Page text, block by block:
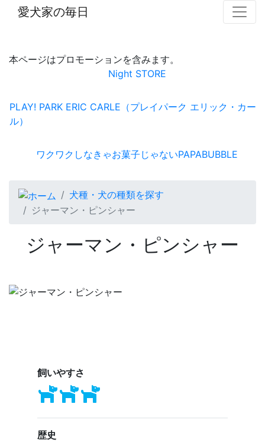
愛犬家の毎日
本ページはプロモーションを含みます。
Night STORE
PLAY! PARK ERIC CARLE（プレイパーク エリック・カー
ル）
ワクワクしなきゃお菓子じゃないPAPABUBBLE
犬種・犬の種類を探す
ジャーマン・ピンシャー
ジャーマン・ピンシャー
飼いやすさ
歴史